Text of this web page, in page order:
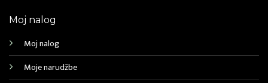
Moj nalog
Moj nalog
Moje narudžbe